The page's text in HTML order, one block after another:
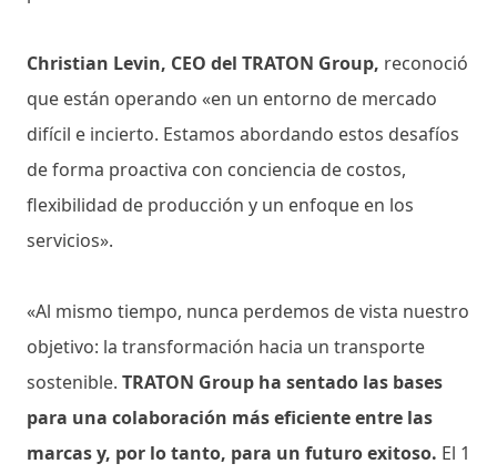
Christian Levin, CEO del TRATON Group, reconoció
que están operando «en un entorno de mercado
difícil e incierto. Estamos abordando estos desafíos
de forma proactiva con conciencia de costos,
flexibilidad de producción y un enfoque en los
servicios».
«Al mismo tiempo, nunca perdemos de vista nuestro
objetivo: la transformación hacia un transporte
sostenible. TRATON Group ha sentado las bases
para una colaboración más eficiente entre las
marcas y, por lo tanto, para un futuro exitoso. El 1